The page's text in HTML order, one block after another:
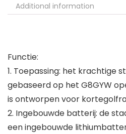
Additional information
Functie:
1. Toepassing: het krachtige
gebaseerd op het G8GYW
is ontworpen voor
2. Ingebouwde batterij: de
een ingebouwde